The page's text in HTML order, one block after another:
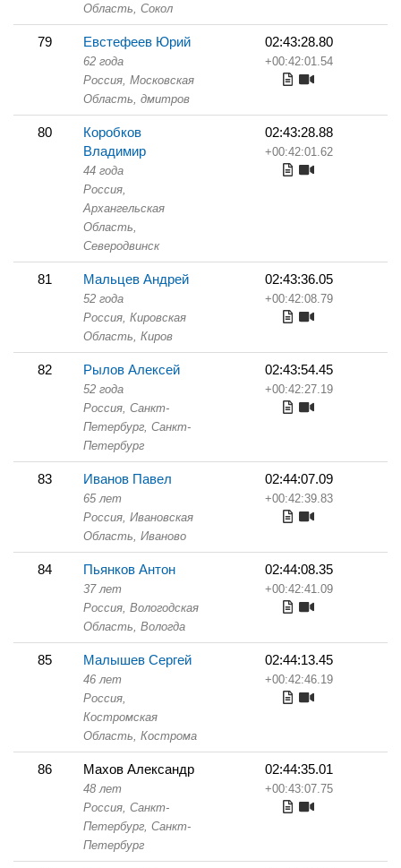
Область, Сокол
79 Евстефеев Юрий
62 года
Россия, Московская
Область, дмитров
02:43:28.80
+00:42:01.54
80
Коробков
Владимир
44 года
Россия,
Архангельская
Область,
Северодвинск
02:43:28.88
+00:42:01.62
81 Мальцев Андрей
52 года
Россия, Кировская
Область, Киров
02:43:36.05
+00:42:08.79
82 Рылов Алексей
52 года
Россия, Санкт-
Петербург, Санкт-
Петербург
02:43:54.45
+00:42:27.19
83 Иванов Павел
65 лет
Россия, Ивановская
Область, Иваново
02:44:07.09
+00:42:39.83
84 Пьянков Антон
37 лет
Россия, Вологодская
Область, Вологда
02:44:08.35
+00:42:41.09
85 Малышев Сергей
46 лет
Россия,
Костромская
Область, Кострома
02:44:13.45
+00:42:46.19
86 Махов Александр
48 лет
Россия, Санкт-
Петербург, Санкт-
Петербург
02:44:35.01
+00:43:07.75